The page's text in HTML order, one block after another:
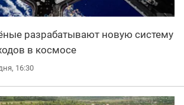
разрабатывают новую систему
в космосе
16:30